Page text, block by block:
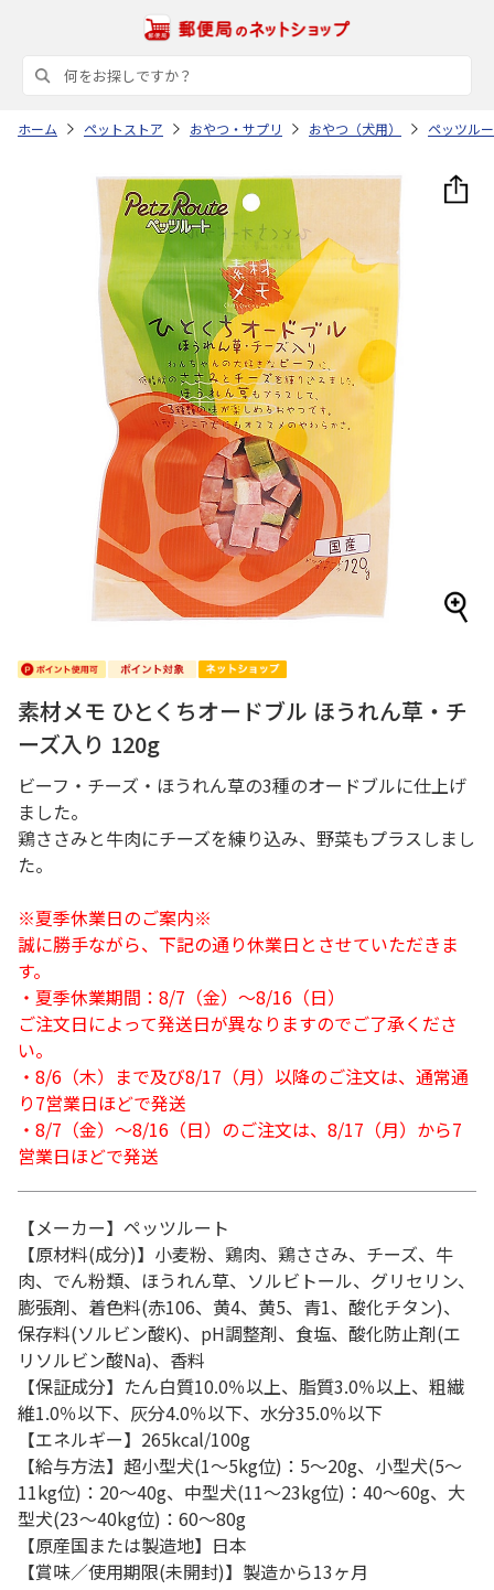
ホーム ペットストア おやつ・サプリ おやつ（犬用） ペッツル
素材メモ ひとくちオードブル ほうれん草・チ
ーズ入り 120g
ビーフ・チーズ・ほうれん草の3種のオードブルに仕上げ
ました。
鶏ささみと牛肉にチーズを練り込み、野菜もプラスしまし
た。
※夏季休業日のご案内※
誠に勝手ながら、下記の通り休業日とさせていただきま
す。
・夏季休業期間：8/7（金）～8/16（日）
ご注文日によって発送日が異なりますのでご了承くださ
い。
・8/6（木）まで及び8/17（月）以降のご注文は、通常通
り7営業日ほどで発送
・8/7（金）～8/16（日）のご注文は、8/17（月）から7
営業日ほどで発送
【メーカー】ペッツルート
【原材料(成分)】小麦粉、鶏肉、鶏ささみ、チーズ、牛
肉、でん粉類、ほうれん草、ソルビトール、グリセリン、
膨張剤、着色料(赤106、黄4、黄5、青1、酸化チタン)、
保存料(ソルビン酸K)、pH調整剤、食塩、酸化防止剤(エ
リソルビン酸Na)、香料
【保証成分】たん白質10.0％以上、脂質3.0％以上、粗繊
維1.0％以下、灰分4.0％以下、水分35.0％以下
【エネルギー】265kcal/100g
【給与方法】超小型犬(1～5kg位)：5～20g、小型犬(5～
11kg位)：20～40g、中型犬(11～23kg位)：40～60g、大
型犬(23～40kg位)：60～80g
【原産国または製造地】日本
【賞味／使用期限(未開封)】製造から13ヶ月